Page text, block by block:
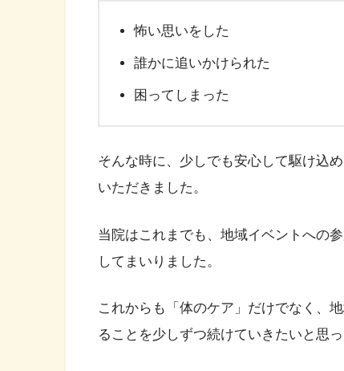
怖い思いをした
誰かに追いかけられた
困ってしまった
そんな時に、少しでも安心して駆け込
いただきました。
当院はこれまでも、地域イベントへの
してまいりました。
これからも「体のケア」だけでなく、
ることを少しずつ続けていきたいと思っ